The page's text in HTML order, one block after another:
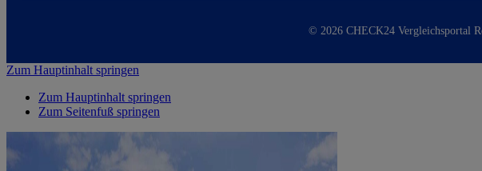
© 2026 CHECK24 Vergleichsportal
Zum Hauptinhalt springen
Zum Hauptinhalt springen
Zum Seitenfuß springen